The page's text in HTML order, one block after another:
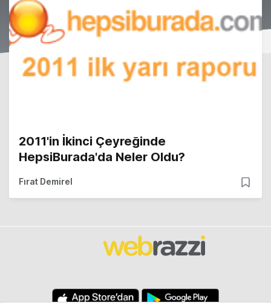
2011'in İkinci Çeyreğinde
HepsiBurada'da Neler Oldu?
Fırat Demirel